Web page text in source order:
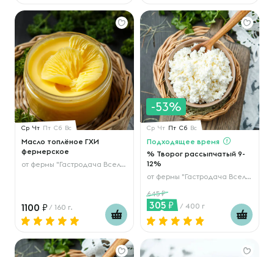
Ср Чт Пт Сб Вс
Масло топлёное ГХИ
фермерское
от фермы "Гастродача Вселуг"
1100 / 160 г.
-53%
Ср Чт Пт Сб Вс
Подходящее время
% Творог рассыпчатый 9-
12%
от фермы "Гастродача Вселуг"
645
305 / 400 г